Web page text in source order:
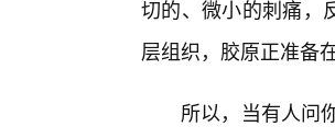
切的、微小的刺痛，
层组织，胶原正准备
所以，当有人问